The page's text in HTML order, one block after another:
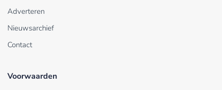
Adverteren
Nieuwsarchief
Contact
Voorwaarden